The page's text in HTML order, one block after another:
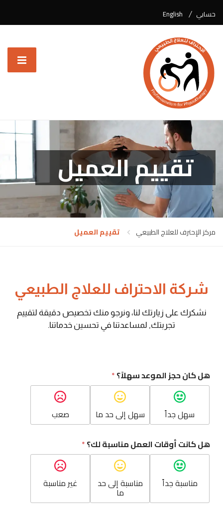
حسابي English
تقييم العميل
مركز الإحترف للعلاج الطبيعي تقييم العميل
شركة الاحتراف للعلاج الطبيعي
نشكرك على زيارتك لنا، ونرجو منك تخصيص دقيقة لتقييم
تجربتك, لمساعدتنا في تحسين خدماتنا.
هل كان حجز الموعد سهلاً؟*
سهل جداً سهل إلى حد ما
صعب
ق
ي
ل
هل كانت أوقات العمل مناسبة لك؟*
مناسبة جداً مناسبة إلى حد
ما
غير مناسبة